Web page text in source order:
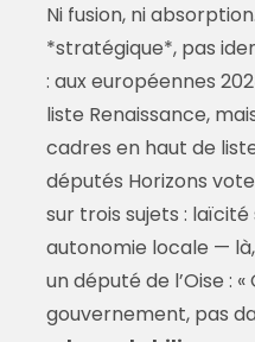
Ni fusion, ni
*stratégique*, pas
: aux européennes
liste Renaissance,
cadres en haut de
députés Horizons
sur trois sujets :
autonomie locale —
un député de l’Oise :
gouvernement, pas